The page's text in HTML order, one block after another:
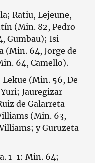
Ratiu, Lejeune,
(Min. 82, Pedro
Gumbau); Isi
(Min. 64, Jorge de
64, Camello).
Lekue (Min. 56, De
Jauregizar
de Galarreta
(Min. 63,
y Guruzeta
1-1: Min. 64;